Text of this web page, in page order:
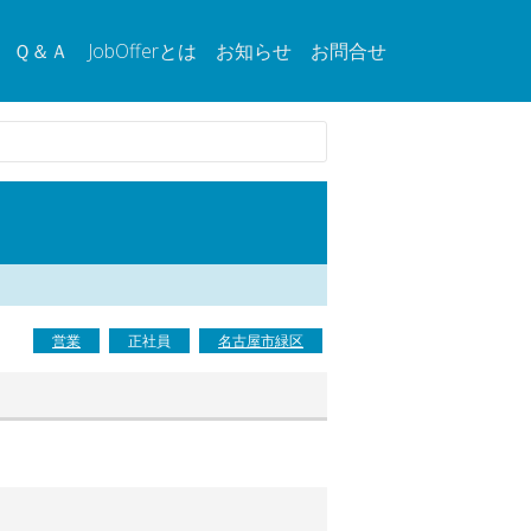
Ｑ＆Ａ JobOfferとは お知らせ お問合せ
営業 正社員 名古屋市緑区